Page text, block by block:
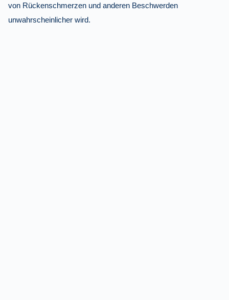
von Rückenschmerzen und anderen Beschwerden
unwahrscheinlicher wird.